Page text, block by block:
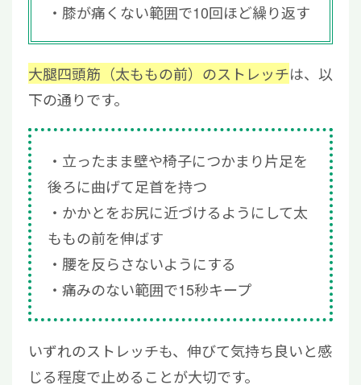
膝が痛くない範囲で10回ほど繰り返す
大腿四頭筋（太ももの前）のストレッチは、以
下の通りです。
立ったまま壁や椅子につかまり片足を
後ろに曲げて足首を持つ
かかとをお尻に近づけるようにして太
ももの前を伸ばす
腰を反らさないようにする
痛みのない範囲で15秒キープ
いずれのストレッチも、伸びて気持ち良いと感
じる程度で止めることが大切です。